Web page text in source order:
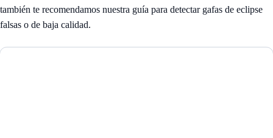
también te recomendamos nuestra guía para detectar gafas de eclipse
falsas o de baja calidad.